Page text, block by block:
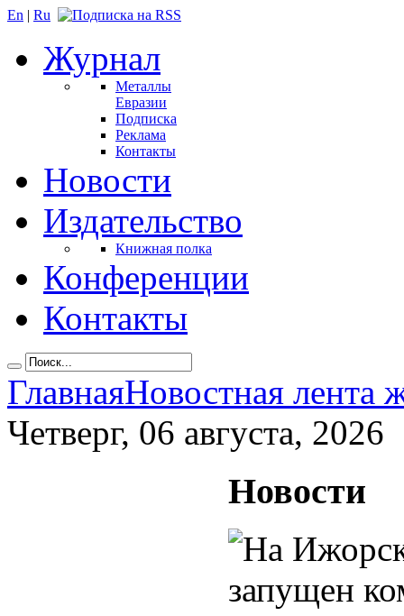
En | Ru
Журнал
Металлы
Евразии
Подписка
Реклама
Контакты
Новости
Издательство
Книжная полка
Конференции
Контакты
ГлавнаяНовостная лента
Четверг, 06 августа, 2026
Новости